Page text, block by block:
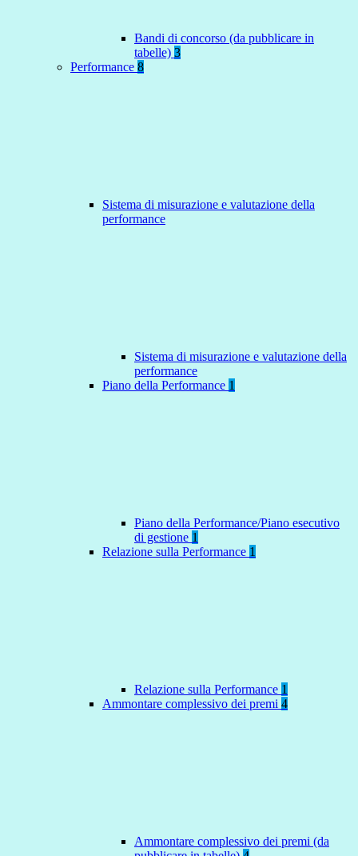
Bandi di concorso (da pubblicare in
tabelle) 3
Performance 8
Sistema di misurazione e valutazione della
performance
Sistema di misurazione e valutazione della
performance
Piano della Performance 1
Piano della Performance/Piano esecutivo
di gestione 1
Relazione sulla Performance 1
Relazione sulla Performance 1
Ammontare complessivo dei premi 4
Ammontare complessivo dei premi (da